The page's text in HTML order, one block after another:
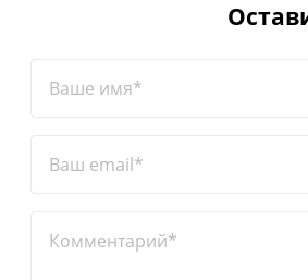
Ваше имя*
Ваш email*
Комментарий*